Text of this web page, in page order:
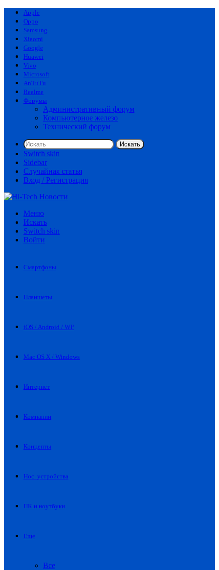
Apple
Oppo
Samsung
Xiaomi
Google
Huawei
Vivo
Microsoft
AnTuTu
Realme
Форумы
Административный форум
Компьютерное железо
Технический форум
Искать
Switch skin
Sidebar
Случайная статья
Вход / Регистрация
Меню
Искать
Switch skin
Войти
Смартфоны
Планшеты
iOS / Android / WP
Mac OS X / Windows
Интернет
Компании
Концепты
Нос. устройства
ПК и ноутбуки
Еще
Все